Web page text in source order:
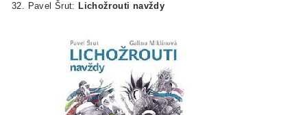
32. Pavel Šrut: Lichožrouti navždy